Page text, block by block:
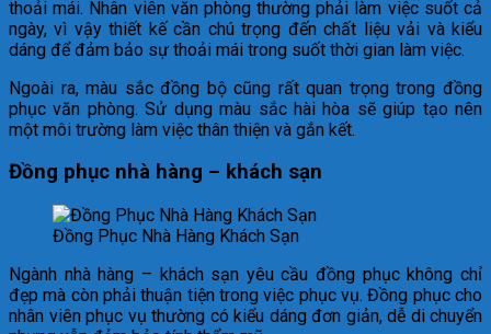
thoải mái. Nhân viên văn phòng thường phải làm việc suốt cả
ngày, vì vậy thiết kế cần chú trọng đến chất liệu vải và kiểu
dáng để đảm bảo sự thoải mái trong suốt thời gian làm việc.
Ngoài ra, màu sắc đồng bộ cũng rất quan trọng trong đồng
phục văn phòng. Sử dụng màu sắc hài hòa sẽ giúp tạo nên
một môi trường làm việc thân thiện và gắn kết.
Đồng phục nhà hàng – khách sạn
Đồng Phục Nhà Hàng Khách Sạn
Ngành nhà hàng – khách sạn yêu cầu đồng phục không chỉ
đẹp mà còn phải thuận tiện trong việc phục vụ. Đồng phục cho
nhân viên phục vụ thường có kiểu dáng đơn giản, dễ di chuyển